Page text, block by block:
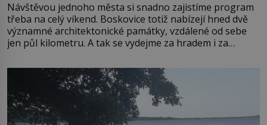
Návštěvou jednoho města si snadno zajistíme program
třeba na celý víkend. Boskovice totiž nabízejí hned dvě
významné architektonické památky, vzdálené od sebe
jen půl kilometru. A tak se vydejme za hradem i za
Boskovice na okraji Drahanské vrchoviny vznikla někdy
ve13. století, a už v roce 1313 kronikáři zaznamenali